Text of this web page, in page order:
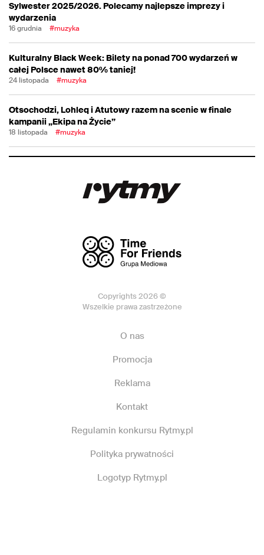
Sylwester 2025/2026. Polecamy najlepsze imprezy i
wydarzenia
16 grudnia #muzyka
Kulturalny Black Week: Bilety na ponad 700 wydarzeń w
całej Polsce nawet 80% taniej!
24 listopada #muzyka
Otsochodzi, Lohleq i Atutowy razem na scenie w finale
kampanii „Ekipa na Życie”
18 listopada #muzyka
Copyrights 2026 ©
Wszelkie prawa zastrzeżone
O nas
Promocja
Reklama
Kontakt
Regulamin konkursu Rytmy.pl
Polityka prywatności
Logotyp Rytmy.pl